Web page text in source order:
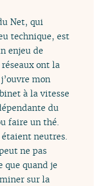
Net, qui
technique, est
enjeu de
ont la
mon
à la vitesse
du
faire un thé.
neutres.
ne pas
que quand je
sur la